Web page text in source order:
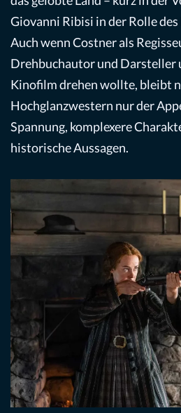
Giovanni Ribisi in der Rolle des
Auch wenn Costner als
Drehbuchautor und Darsteller
Kinofilm drehen wollte, bleibt
Hochglanzwestern nur der
Spannung, komplexere
historische Aussagen.